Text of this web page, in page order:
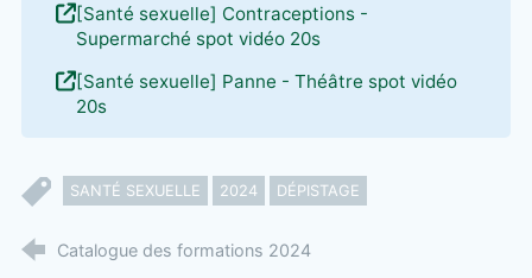
[Santé sexuelle] Contraceptions -
Supermarché spot vidéo 20s
[Santé sexuelle] Panne - Théâtre spot vidéo
20s
SANTÉ SEXUELLE 2024 DÉPISTAGE
Catalogue des formations 2024